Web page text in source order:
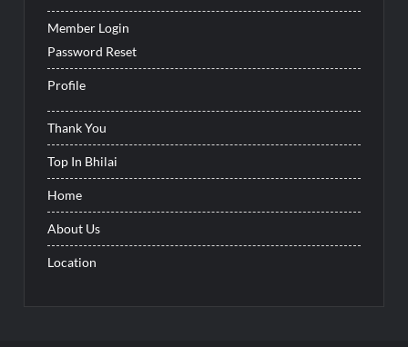
Member Login
Password Reset
Profile
Thank You
Top In Bhilai
Home
About Us
Location